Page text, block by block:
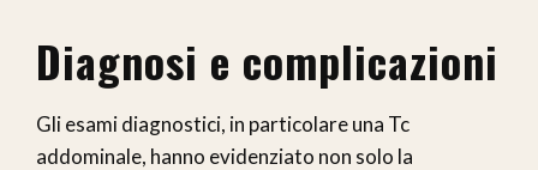
Diagnosi e complicazioni
Gli esami diagnostici, in particolare una Tc
addominale, hanno evidenziato non solo la